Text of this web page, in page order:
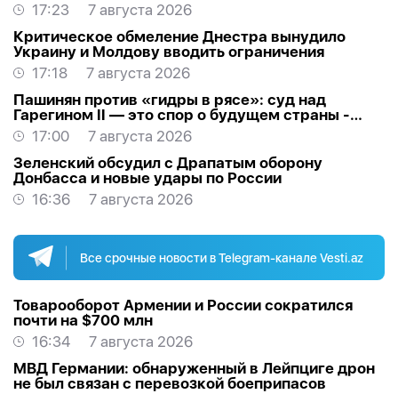
17:23
7 августа 2026
Критическое обмеление Днестра вынудило
Украину и Молдову вводить ограничения
17:18
7 августа 2026
Пашинян против «гидры в рясе»: суд над
Гарегином II — это спор о будущем страны -
МНЕНИЕ
17:00
7 августа 2026
Зеленский обсудил с Драпатым оборону
Донбасса и новые удары по России
16:36
7 августа 2026
Все срочные новости в Telegram-канале Vesti.az
Товарооборот Армении и России сократился
почти на $700 млн
16:34
7 августа 2026
МВД Германии: обнаруженный в Лейпциге дрон
не был связан с перевозкой боеприпасов